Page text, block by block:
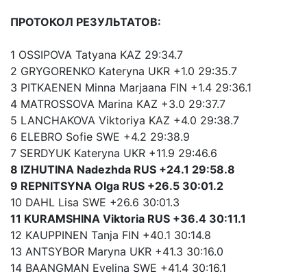
ПРОТОКОЛ РЕЗУЛЬТАТОВ:
1 OSSIPOVA Tatyana KAZ 29:34.7
2 GRYGORENKO Kateryna UKR +1.0 29:35.7
3 PITKAENEN Minna Marjaana FIN +1.4 29:36.1
4 MATROSSOVA Marina KAZ +3.0 29:37.7
5 LANCHAKOVA Viktoriya KAZ +4.0 29:38.7
6 ELEBRO Sofie SWE +4.2 29:38.9
7 SERDYUK Kateryna UKR +11.9 29:46.6
8 IZHUTINA Nadezhda RUS +24.1 29:58.8
9 REPNITSYNA Olga RUS +26.5 30:01.2
10 DAHL Lisa SWE +26.6 30:01.3
11 KURAMSHINA Viktoria RUS +36.4 30:11.1
12 KAUPPINEN Tanja FIN +40.1 30:14.8
13 ANTSYBOR Maryna UKR +41.3 30:16.0
14 BAANGMAN Evelina SWE +41.4 30:16.1